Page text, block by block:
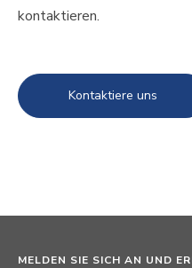
kontaktieren.
Kontaktiere uns
MELDEN SIE SICH AN UND